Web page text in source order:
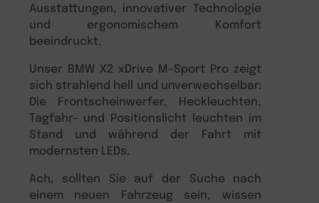
Ausstattungen, innovativer Technologie
und ergonomischem Komfort
beeindruckt.
Unser BMW X2 xDrive M-Sport Pro zeigt
sich strahlend hell und unverwechselbar:
Die Frontscheinwerfer, Heckleuchten,
Tagfahr- und Positionslicht leuchten im
Stand und während der Fahrt mit
modernsten LEDs.
Ach, sollten Sie auf der Suche nach
einem neuen Fahrzeug sein, wissen